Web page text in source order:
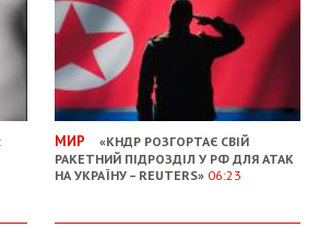
МИР
«КНДР РОЗГОРТАЄ СВІЙ
РАКЕТНИЙ ПІДРОЗДІЛ У РФ ДЛЯ АТАК
НА УКРАЇНУ – REUTERS» 06:23